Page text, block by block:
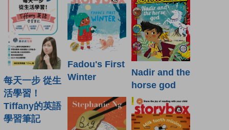
每天一步 從生
活學習！
Tiffany的英語
學習筆記
Fadou's First
Winter
Nadir and the
horse god